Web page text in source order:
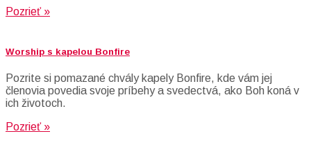
Pozrieť »
Worship s kapelou Bonfire
Pozrite si pomazané chvály kapely Bonfire, kde vám jej
členovia povedia svoje príbehy a svedectvá, ako Boh koná v
ich životoch.
Pozrieť »